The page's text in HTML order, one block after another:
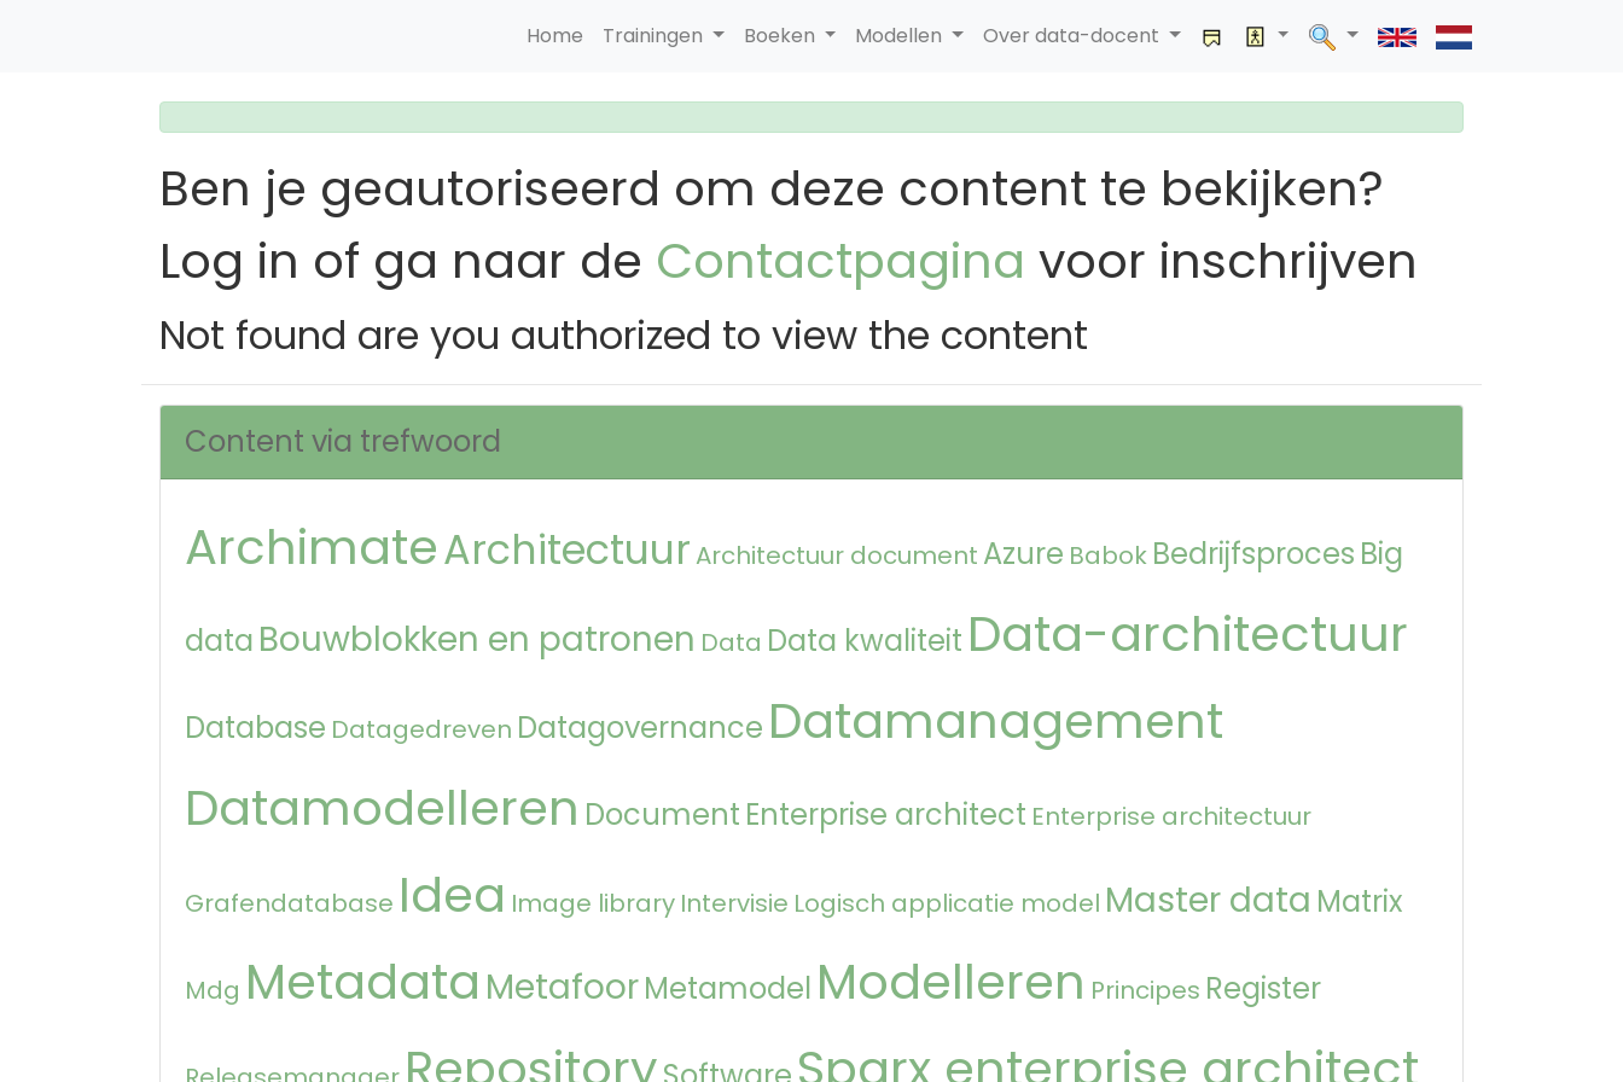
Home Trainingen Boeken Modellen Over data-docent
Ben je geautoriseerd om deze content te bekijken?
Log in of ga naar de Contactpagina voor inschrijven
Not found are you authorized to view the content
Content via trefwoord
ArchimateArchitectuur Architectuur document Azure Babok Bedrijfsproces Big
data Bouwblokken en patronen Data Data kwaliteit Data-architectuur
Database Datagedreven Datagovernance Datamanagement
Datamodelleren Document Enterprise architect Enterprise architectuur
Grafendatabase Idea Image library Intervisie Logisch applicatie model Master data Matrix
Mdg Metadata MetafoorMetamodel Modelleren Principes Register